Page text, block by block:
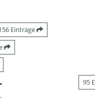
Einträge
95